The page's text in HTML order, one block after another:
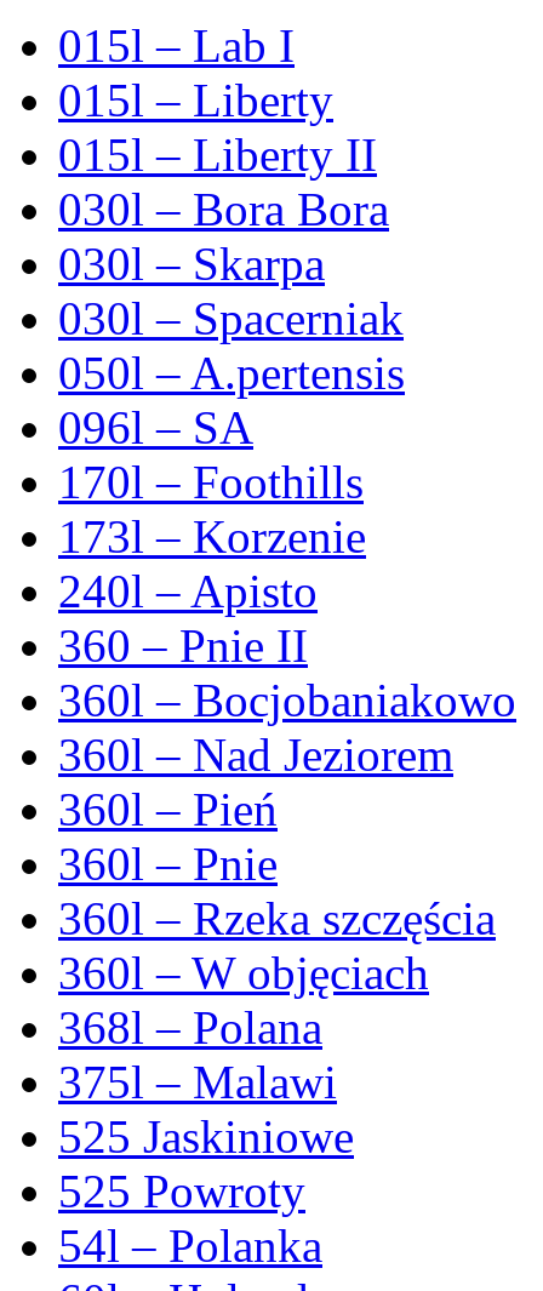
015l – Lab I
015l – Liberty
015l – Liberty II
030l – Bora Bora
030l – Skarpa
030l – Spacerniak
050l – A.pertensis
096l – SA
170l – Foothills
173l – Korzenie
240l – Apisto
360 – Pnie II
360l – Bocjobaniakowo
360l – Nad Jeziorem
360l – Pień
360l – Pnie
360l – Rzeka szczęścia
360l – W objęciach
368l – Polana
375l – Malawi
525 Jaskiniowe
525 Powroty
54l – Polanka